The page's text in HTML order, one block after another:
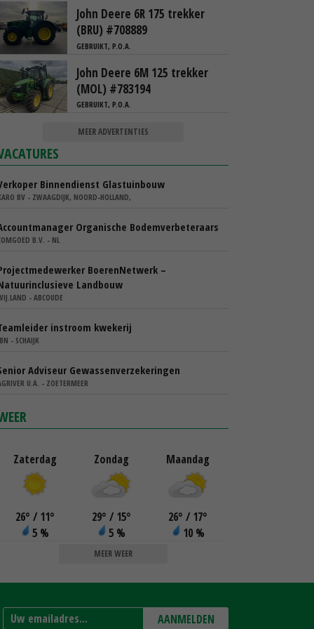
John Deere 6R 175 trekker
(BRU) #708889
GEBRUIKT, P.O.A.
John Deere 6M 125 trekker
(MOL) #783194
GEBRUIKT, P.O.A.
MEER ADVERTENTIES
Binnendienst Glastuinbouw
BV - ZWAAGDIJK, NOORD-HOLLAND,
Organische Bodemverbeteraars
B.V. - NL
BoerenNetwerk –
Landbouw
- ABCOUDE
instroom kwekerij
- SCHAIJK
Adviseur Gewassenverzekeringen
U.A. - ZOETERMEER
Zaterdag
26° / 11°
5 %
Zondag
29° / 15°
5 %
Maandag
26° / 17°
10 %
MEER WEER
AANMELDEN